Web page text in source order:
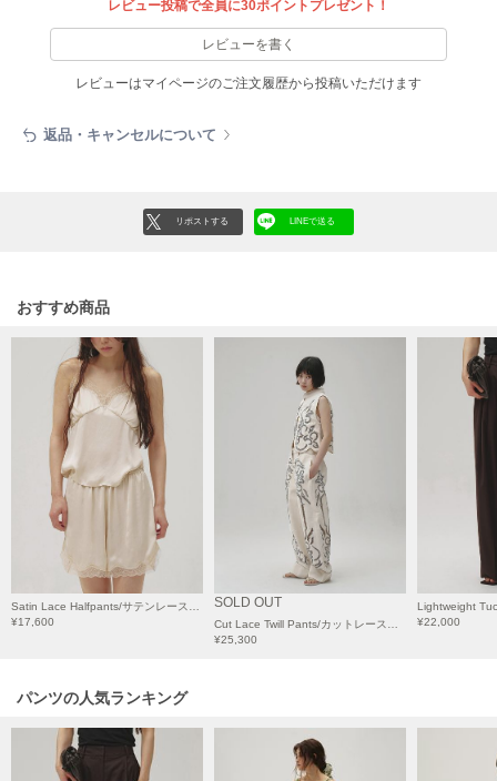
ファーファー
GELATO PIQUE CAT&DOG
ジェラート ピケ キャットアンドドッグ
GRAMICCI
グラミチ
Henon.
HUNTER
ハンター
HOKA ONEONE
ホカ オネオネ
LAATO
レビュー投稿で全員に30ポイントプレゼント！
レビューを書く
レビューはマイページのご注文履歴から投稿いただけます
返品・キャンセルについて
リポストする LINEで送る
おすすめ商品
¥17,600
SOLD OUT
¥25,300
¥22,000
パンツの人気ランキング